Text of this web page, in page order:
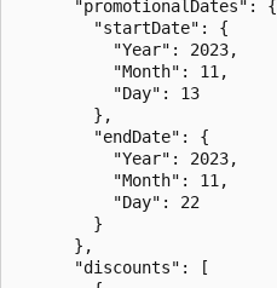
      "promotionalDates": {
        "startDate": {
          "Year": 2023,
          "Month": 11,
          "Day": 13
        },
        "endDate": {
          "Year": 2023,
          "Month": 11,
          "Day": 22
        }
      },
      "discounts": [